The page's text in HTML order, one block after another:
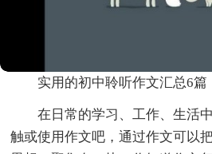
实用的初中聆听作文汇总6篇
在日常的学习、工作、生活
触或使用作文吧，通过作文可以